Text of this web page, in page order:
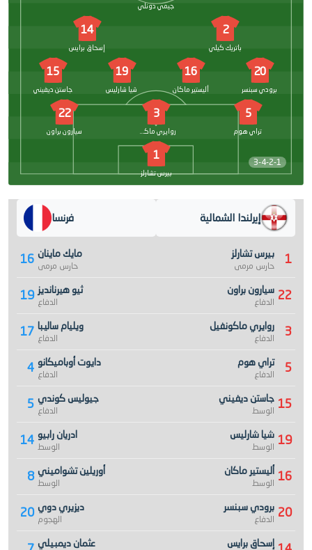
3-4-2-1
جيمي دونلي
2
باتريك كيلي
14
إسحاق برايس
20
برودي سبنسر
16
أليستير ماكان
19
شيا شارليس
15
جاستن ديفيني
5
تراي هوم
3
روايري ماكونفيل
22
سيارون براون
1
بيرس تشارلز
فرنسا
16 مايك ماينان
حارس مرمى
19 ثيو هيرنانديز
الدفاع
17 ويليام ساليبا
الدفاع
4 دايوت أوباميكانو
الدفاع
5 جيوليس كوندي
الدفاع
14 ادريان رابيو
الوسط
8 أوريلين تشواميني
الوسط
20 ديزيري دوي
الهجوم
عثمان ديمبيلي
إيرلندا الشمالية
1 بيرس تشارلز
حارس مرمى
22 سيارون براون
الدفاع
3 روايري ماكونفيل
الدفاع
5 تراي هوم
الدفاع
15 جاستن ديفيني
الوسط
19 شيا شارليس
الوسط
16 أليستير ماكان
الوسط
20 برودي سبنسر
الدفاع
إسحاق برايس